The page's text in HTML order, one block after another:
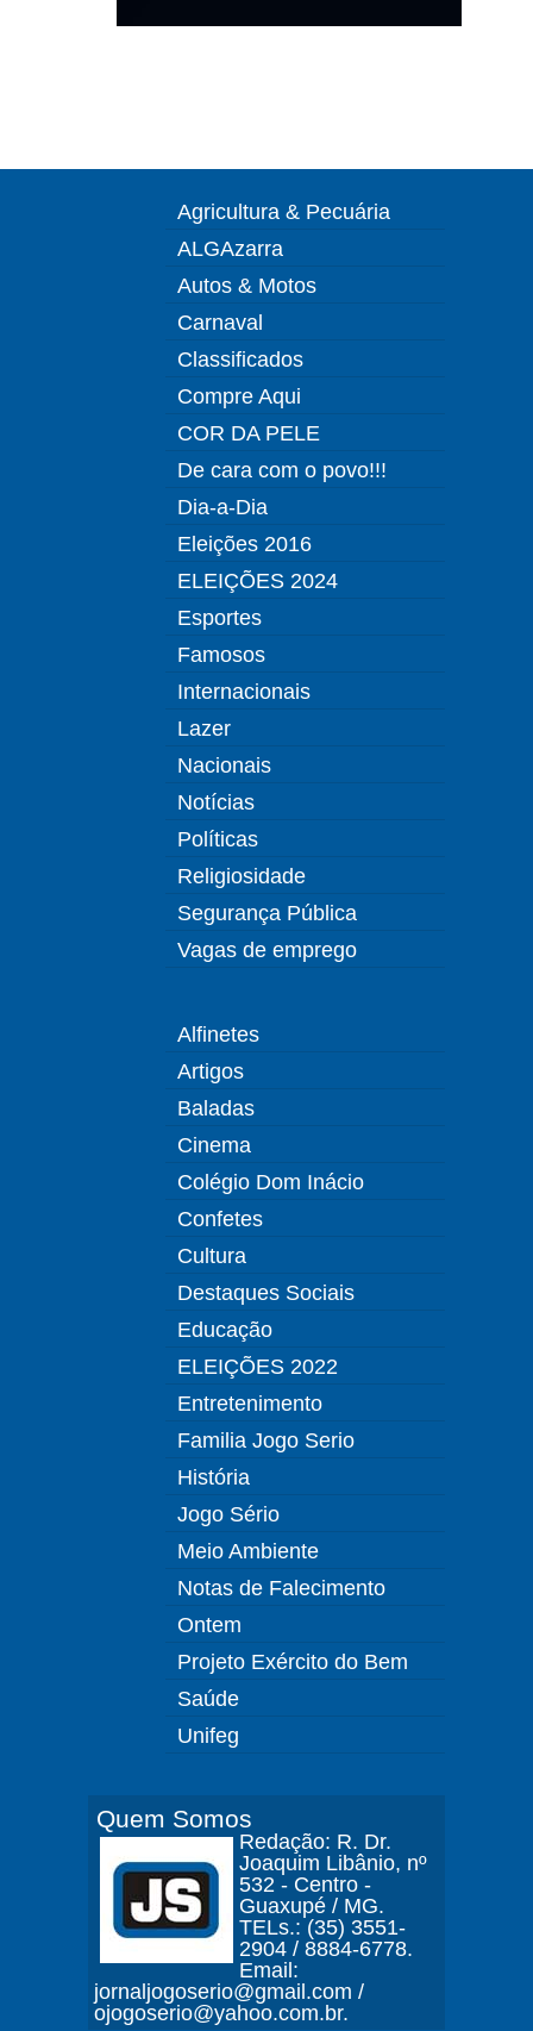
Agricultura & Pecuária
ALGAzarra
Autos & Motos
Carnaval
Classificados
Compre Aqui
COR DA PELE
De cara com o povo!!!
Dia-a-Dia
Eleições 2016
ELEIÇÕES 2024
Esportes
Famosos
Internacionais
Lazer
Nacionais
Notícias
Políticas
Religiosidade
Segurança Pública
Vagas de emprego
Alfinetes
Artigos
Baladas
Cinema
Colégio Dom Inácio
Confetes
Cultura
Destaques Sociais
Educação
ELEIÇÕES 2022
Entretenimento
Familia Jogo Serio
História
Jogo Sério
Meio Ambiente
Notas de Falecimento
Ontem
Projeto Exército do Bem
Saúde
Unifeg
Quem Somos
Redação: R. Dr.
Joaquim Libânio, nº
532 - Centro -
Guaxupé / MG.
TELs.: (35) 3551-
2904 / 8884-6778.
Email:
jornaljogoserio@gmail.com /
ojogoserio@yahoo.com.br.